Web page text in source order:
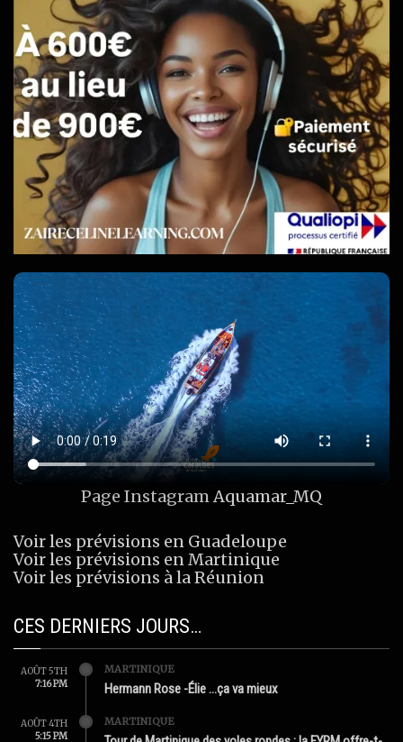
Page InstagramAquamar_MQ
Voir les prévisions en Guadeloupe
Voir les prévisions en Martinique
Voir les prévisions à la Réunion
CES DERNIERS JOURS…
AOÛT 5TH
7:16 PM
MARTINIQUE
Hermann Rose -Élie …ça va mieux
AOÛT 4TH
5:15 PM
MARTINIQUE